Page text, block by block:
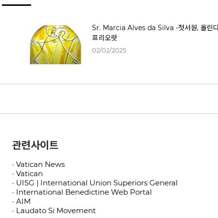
Sr. Marcia Alves da Silva -첫서원, 올린
프리오랏
02/02/2025
관련사이트
· Vatican News
· Vatican
· UISG | International Union Superiors General
· International Benedictine Web Portal
· AIM
· Laudato Si Movement